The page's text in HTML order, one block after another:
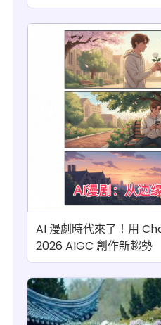
AI 漫劇時代來了！用
2026 AIGC 創作新趨勢